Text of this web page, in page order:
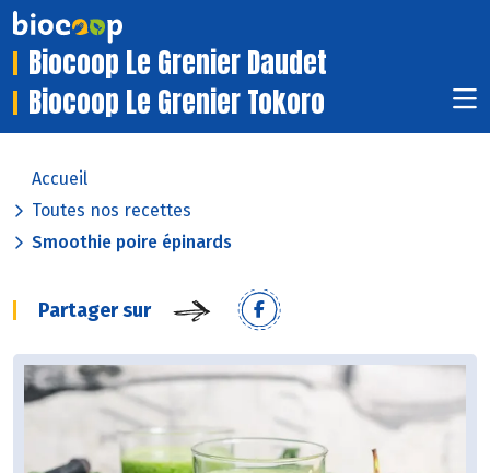
Biocoop Le Grenier Daudet
Biocoop Le Grenier Tokoro
Accueil
Toutes nos recettes
Smoothie poire épinards
Partager sur